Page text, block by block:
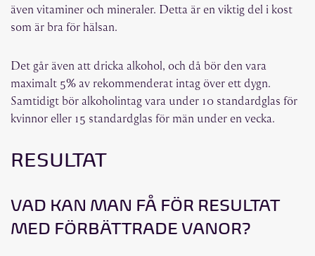
även vitaminer och mineraler. Detta är en viktig del i kost
som är bra för hälsan.
Det går även att dricka alkohol, och då bör den vara
maximalt 5% av rekommenderat intag över ett dygn.
Samtidigt bör alkoholintag vara under 10 standardglas för
kvinnor eller 15 standardglas för män under en vecka.
RESULTAT
VAD KAN MAN FÅ FÖR RESULTAT
MED FÖRBÄTTRADE VANOR?